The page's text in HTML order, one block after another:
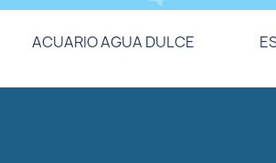
ACUARIO AGUA DULCE